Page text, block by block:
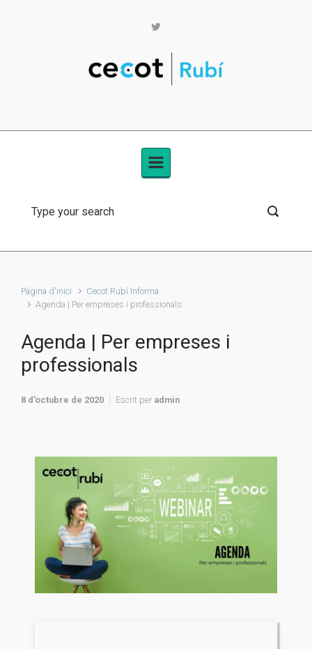
Pàgina d'inici
Cecot Rubí Informa
Agenda | Per empreses i professionals
Agenda | Per empreses i
professionals
8 d'octubre de 2020 Escrit per admin